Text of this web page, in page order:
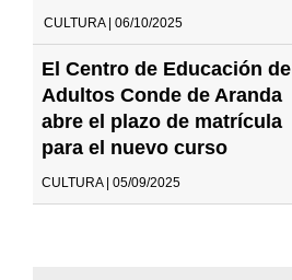
CULTURA | 06/10/2025
El Centro de Educación de
Adultos Conde de Aranda
abre el plazo de matrícula
para el nuevo curso
CULTURA | 05/09/2025